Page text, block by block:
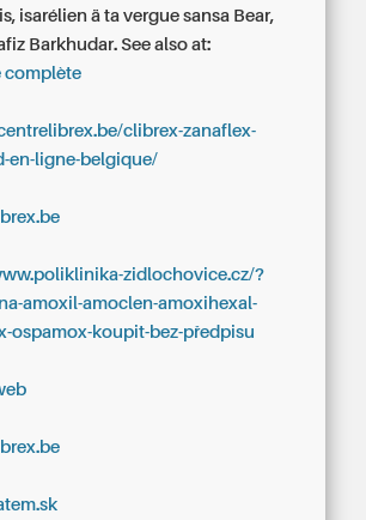
isarélien ä ta vergue sansa Bear,
Barkhudar. See also at:
complète
clibrex-zanaflex-
en-ligne-belgique/
zidlochovice.cz/?
amoxil-amoclen-amoxihexal-
ospamox-koupit-bez-předpisu